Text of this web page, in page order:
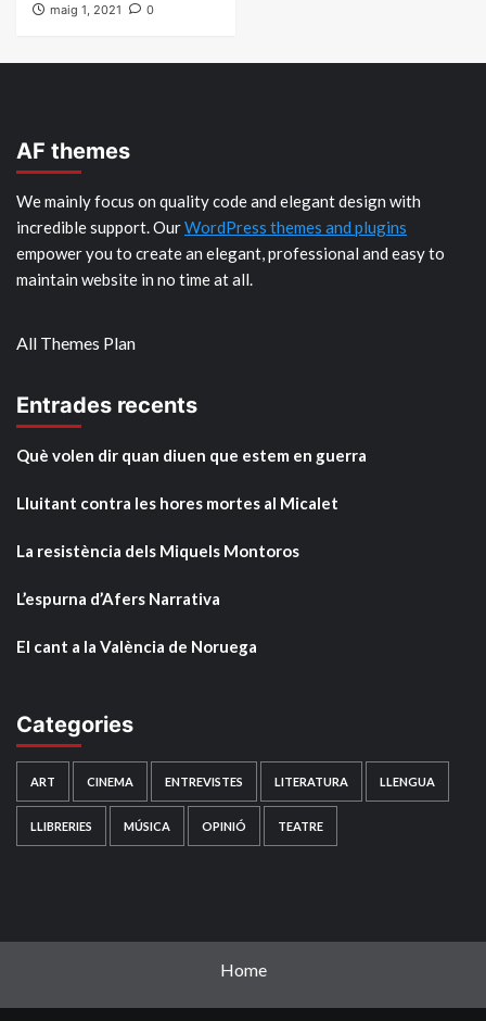
maig 1, 2021
0
AF themes
We mainly focus on quality code and elegant design with
incredible support. OurWordPress themes and plugins
empower you to create an elegant, professional and easy to
maintain website in no time at all.
All Themes Plan
Entrades recents
Què volen dir quan diuen que estem en guerra
Lluitant contra les hores mortes al Micalet
La resistència dels Miquels Montoros
L’espurna d’Afers Narrativa
El cant a la València de Noruega
Categories
ART CINEMA ENTREVISTES LITERATURA LLENGUA
LLIBRERIES MÚSICA OPINIÓ TEATRE
Home